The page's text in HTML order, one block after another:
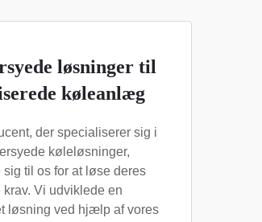
løsninger til
køleanlæg
der specialiserer sig i
køleløsninger,
sig til os for at løse deres
krav. Vi udviklede en
løsning ved hjælp af vores